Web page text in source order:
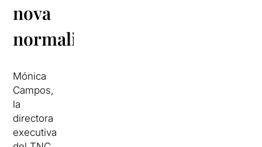
nova
normalitat
Mónica
Campos,
la
directora
executiva